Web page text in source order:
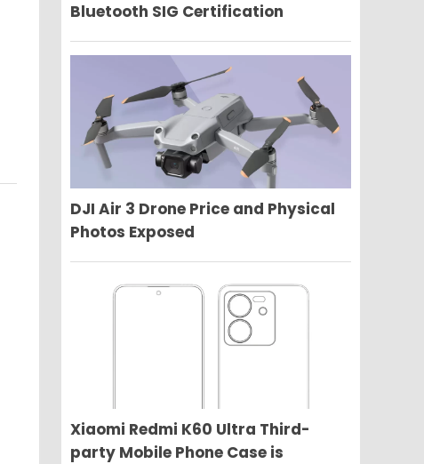
Bluetooth SIG Certification
DJI Air 3 Drone Price and Physical
Photos Exposed
Xiaomi Redmi K60 Ultra Third-
party Mobile Phone Case is